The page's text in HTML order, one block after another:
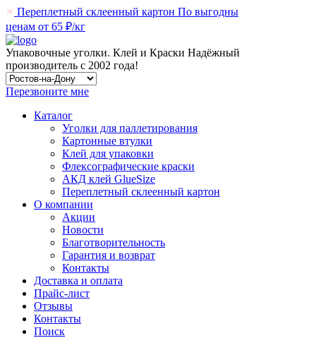
Переплетный склеенный картон По выгодны
ценам от 65 ₽/кг
Упаковочные уголки. Клей и Краски Надёжный
производитель с 2002 года!
Перезвоните мне
Каталог
Уголки для паллетирования
Картонные втулки
Клей для упаковки
Флексографические краски
АКД клей GlueSize
Переплетный склеенный картон
О компании
Акции
Новости
Благотворительность
Гарантия и возврат
Контакты
Доставка и оплата
Прайс-лист
Отзывы
Контакты
Поиск